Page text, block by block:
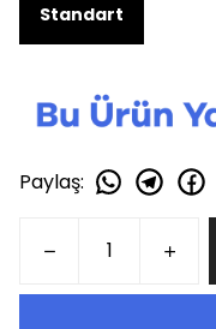
Standart
Paylaş: